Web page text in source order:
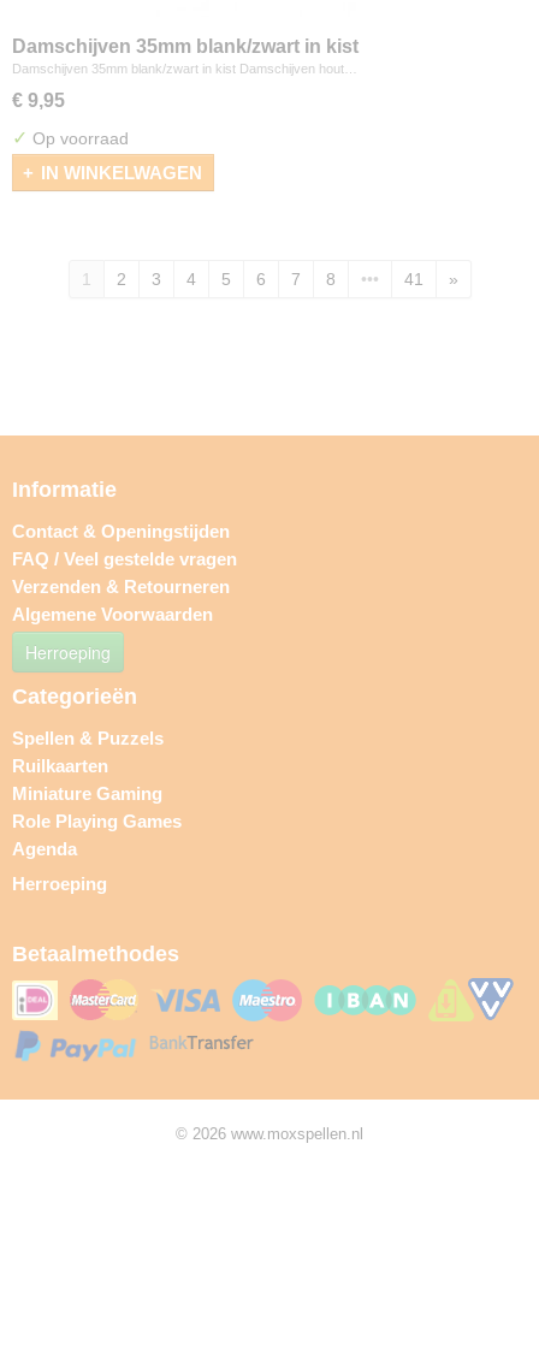
Damschijven 35mm blank/zwart in kist
Damschijven 35mm blank/zwart in kist Damschijven hout…
€ 9,95
✓ Op voorraad
IN WINKELWAGEN
1 2 3 4 5 6 7 8 ••• 41 »
Informatie
Contact & Openingstijden
FAQ / Veel gestelde vragen
Verzenden & Retourneren
Algemene Voorwaarden
Herroeping
Categorieën
Spellen & Puzzels
Ruilkaarten
Miniature Gaming
Role Playing Games
Agenda
Herroeping
Betaalmethodes
© 2026 www.moxspellen.nl